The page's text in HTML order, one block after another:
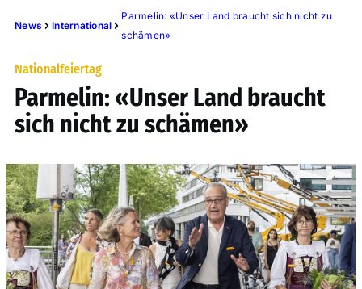
News International
Parmelin: «Unser Land braucht sich nicht zu
schämen»
Nationalfeiertag
Parmelin: «Unser Land braucht
sich nicht zu schämen»